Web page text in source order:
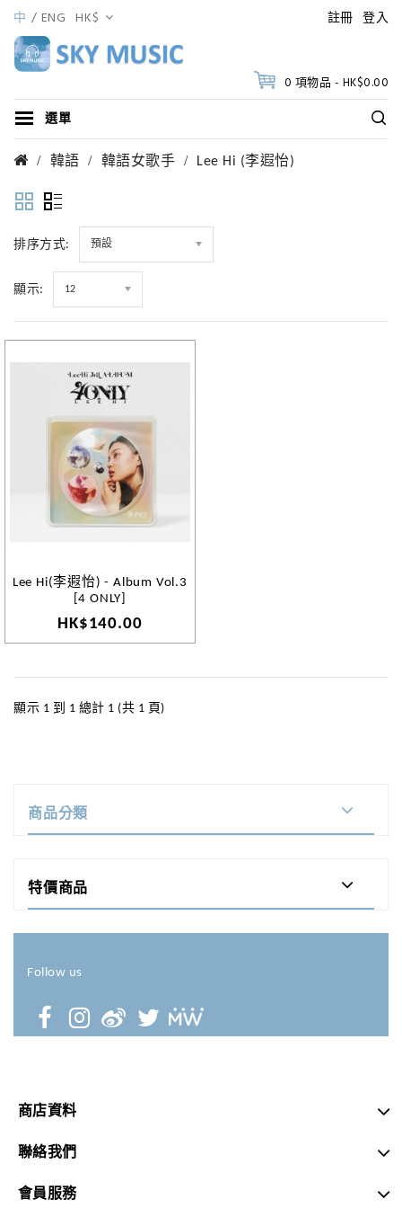
註冊 登入
中 ENG HK$
0 項物品 - HK$0.00
選單
韓語 韓語女歌手 Lee Hi (李遐怡)
排序方式: 預設
顯示: 12
Lee Hi(李遐怡) - Album Vol.3
[4 ONLY]
HK$140.00
顯示 1 到 1 總計 1 (共 1 頁)
商品分類
特價商品
Follow us
商店資料
聯絡我們
會員服務